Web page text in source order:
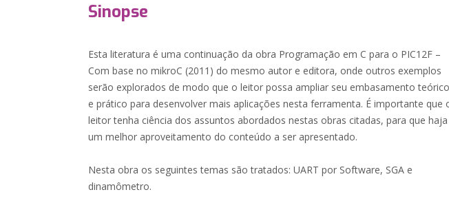
Sinopse
Esta literatura é uma continuação da obra Programação em C para o PIC12F –
Com base no mikroC (2011) do mesmo autor e editora, onde outros exemplos
serão explorados de modo que o leitor possa ampliar seu embasamento teórico
e prático para desenvolver mais aplicações nesta ferramenta. É importante que
leitor tenha ciência dos assuntos abordados nestas obras citadas, para que haja
um melhor aproveitamento do conteúdo a ser apresentado.
Nesta obra os seguintes temas são tratados: UART por Software, SGA e
dinamômetro.